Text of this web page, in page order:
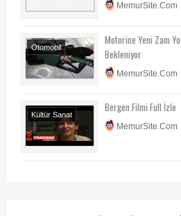
MemurSite.Com
Otomobil
Teknoloji-Otomotiv-
Program
Motorine Yeni Zam
Bekleniyor
MemurSite.Com
Kültür Sanat
Sinema
Bergen Filmi Full İzle
MemurSite.Com